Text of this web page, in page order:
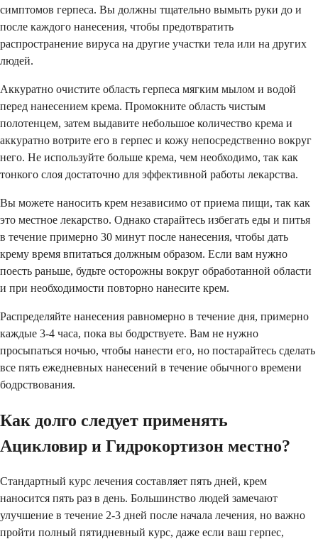
симптомов герпеса. Вы должны тщательно вымыть руки до и
после каждого нанесения, чтобы предотвратить
распространение вируса на другие участки тела или на других
людей.
Аккуратно очистите область герпеса мягким мылом и водой
перед нанесением крема. Промокните область чистым
полотенцем, затем выдавите небольшое количество крема и
аккуратно вотрите его в герпес и кожу непосредственно вокруг
него. Не используйте больше крема, чем необходимо, так как
тонкого слоя достаточно для эффективной работы лекарства.
Вы можете наносить крем независимо от приема пищи, так как
это местное лекарство. Однако старайтесь избегать еды и питья
в течение примерно 30 минут после нанесения, чтобы дать
крему время впитаться должным образом. Если вам нужно
поесть раньше, будьте осторожны вокруг обработанной области
и при необходимости повторно нанесите крем.
Распределяйте нанесения равномерно в течение дня, примерно
каждые 3-4 часа, пока вы бодрствуете. Вам не нужно
просыпаться ночью, чтобы нанести его, но постарайтесь сделать
все пять ежедневных нанесений в течение обычного времени
бодрствования.
Как долго следует применять
Ацикловир и Гидрокортизон местно?
Стандартный курс лечения составляет пять дней, крем
наносится пять раз в день. Большинство людей замечают
улучшение в течение 2-3 дней после начала лечения, но важно
пройти полный пятидневный курс, даже если ваш герпес,